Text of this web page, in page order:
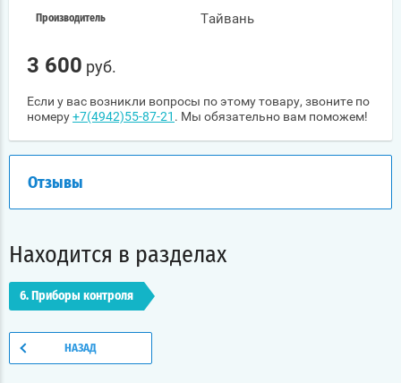
Производитель Тайвань
3 600 руб.
Если у вас возникли вопросы по этому товару, звоните по
номеру+7(4942)55-87-21 . Мы обязательно вам поможем!
Отзывы
Находится в разделах
6. Приборы контроля
НАЗАД